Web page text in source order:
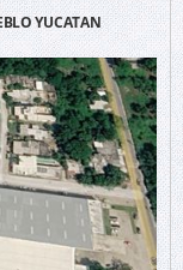
YUCATAN